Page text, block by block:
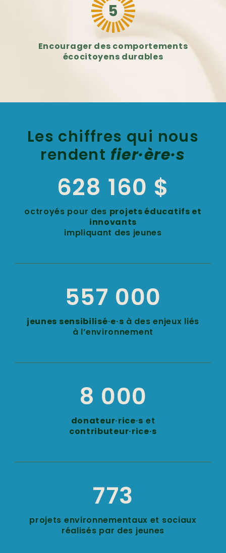
5
Encourager des comportements
écocitoyens durables
Les chiffres qui nous
rendent fier·ère·s
628 160 $
octroyés pour des projets éducatifs et
innovants
impliquant des jeunes
557 000
jeunes sensibilisé·e·s à des enjeux liés
à l’environnement
8 000
donateur·rice·s et
contributeur·rice·s
773
projets environnementaux et sociaux
réalisés par des jeunes